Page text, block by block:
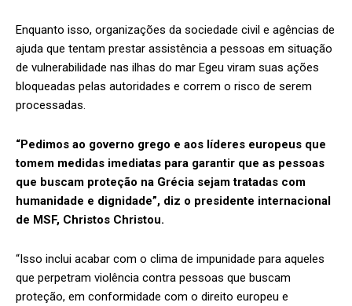
Enquanto isso, organizações da sociedade civil e agências de
ajuda que tentam prestar assistência a pessoas em situação
de vulnerabilidade nas ilhas do mar Egeu viram suas ações
bloqueadas pelas autoridades e correm o risco de serem
processadas.
“Pedimos ao governo grego e aos líderes europeus que
tomem medidas imediatas para garantir que as pessoas
que buscam proteção na Grécia sejam tratadas com
humanidade e dignidade”, diz o presidente internacional
de MSF, Christos Christou.
“Isso inclui acabar com o clima de impunidade para aqueles
que perpetram violência contra pessoas que buscam
proteção, em conformidade com o direito europeu e